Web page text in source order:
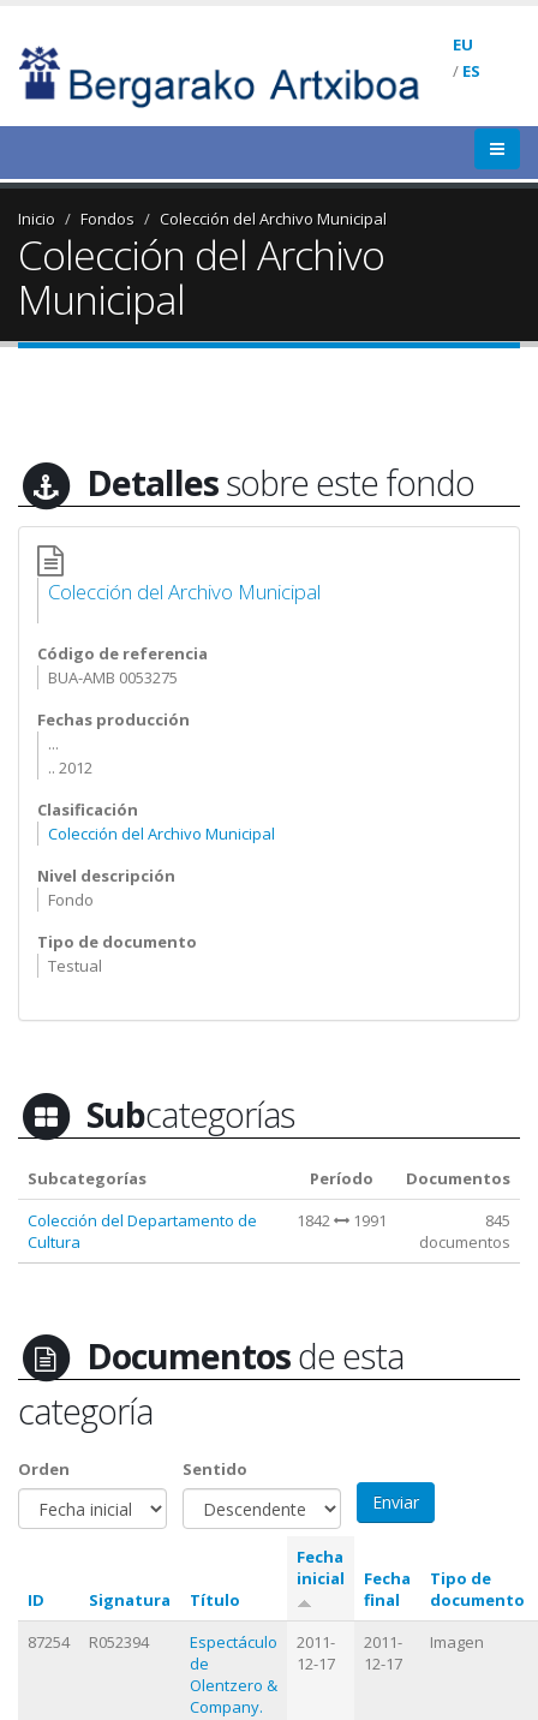
EU
/ ES
Inicio Fondos Colección del Archivo Municipal
Colección del Archivo
Municipal
Detallessobre este fondo
Colección del Archivo Municipal
Código de referencia
BUA-AMB 0053275
Fechas producción
...
.. 2012
Clasificación
Colección del Archivo Municipal
Nivel descripción
Fondo
Tipo de documento
Testual
Subcategorías
Subcategorías Período
Documentos
Colección del Departamento de
Cultura
1842 1991
845
documentos
Documentosde esta
categoría
Orden Sentido
ID Signatura Título
Fecha
inicial
Fecha
final
Tipo de
documento
87254
R052394
Espectáculo
de
Olentzero &
Company.
2011-
12-17
2011-
12-17
Imagen